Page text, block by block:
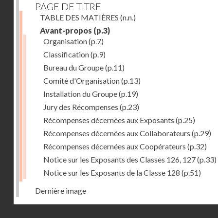
PAGE DE TITRE
TABLE DES MATIÈRES (n.n.)
Avant-propos (p.3)
Organisation(p.7)
Classification(p.9)
Bureau du Groupe(p.11)
Comité d'Organisation(p.13)
Installation du Groupe(p.19)
Jury des Récompenses (p.23)
Récompenses décernées aux Exposants (p.25)
Récompenses décernées aux Collaborateurs (p.29)
Récompenses décernées aux Coopérateurs (p.32)
Notice sur les Exposants des Classes 126, 127(p.33)
Notice sur les Exposants de la Classe 128 (p.51)
Dernière image